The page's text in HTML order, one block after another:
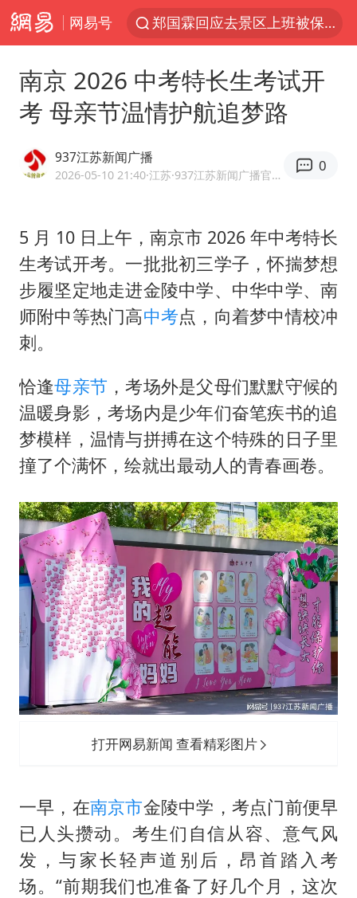
网易号
郑国霖回应去景区上班被保安拦下
杭州一小区17楼玻璃幕墙爆裂
美国退回1000亿美元关税
李亚鹏向地铁吐血女孩捐99999元
杨某某拒服兵役 不得录用为公务员
新华社权威快报|我国编制完成新版全月地质图
要给全体职工“应休尽休”的底气
曝张一鸣下死命令：不依赖AI蒸馏技术
中国经济展现强大韧性和活力
南京 2026 中考特长生考试开
考 母亲节温情护航追梦路
937江苏新闻广播
2026-05-10 21:40·江苏 ·937江苏新闻广播官方网易号
0
5 月 10 日上午，南京市 2026 年中考特长
生考试开考。一批批初三学子，怀揣梦想
步履坚定地走进金陵中学、中华中学、南
师附中等热门高中考点，向着梦中情校冲
刺。
恰逢母亲节 ，考场外是父母们默默守候的
温暖身影，考场内是少年们奋笔疾书的追
梦模样，温情与拼搏在这个特殊的日子里
撞了个满怀，绘就出最动人的青春画卷。
打开网易新闻 查看精彩图片
一早，在南京市金陵中学，考点门前便早
已人头攒动。考生们自信从容、意气风
发，与家长轻声道别后，昂首踏入考
场。“前期我们也准备了好几个月，这次